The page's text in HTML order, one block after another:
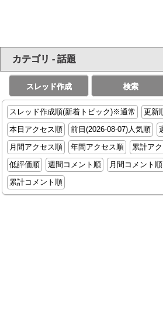
カテゴリ - 話題
スレッド作成 検索
スレッド作成順(新着トピック)※通常
更新
本日アクセス順
前日(2026-08-07)人気順
月間アクセス順
年間アクセス順 累計ア
低評価順
週間コメント順 月間コメント順
累計コメント順